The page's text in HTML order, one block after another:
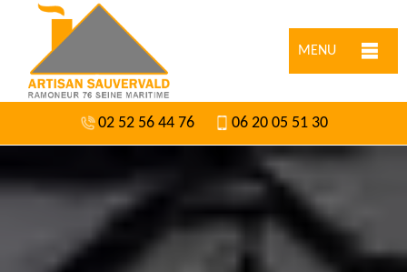
MENU
02 52 56 44 76 06 20 05 51 30